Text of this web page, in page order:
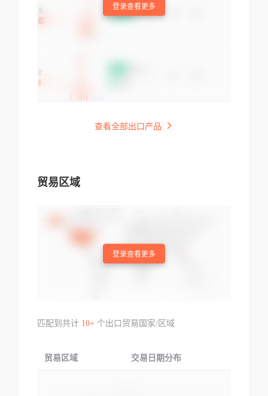
登录查看更多
查看全部出口产品
贸易区域
登录查看更多
匹配到共计 10+个出口贸易国家/区域
贸易区域 交易日期分布